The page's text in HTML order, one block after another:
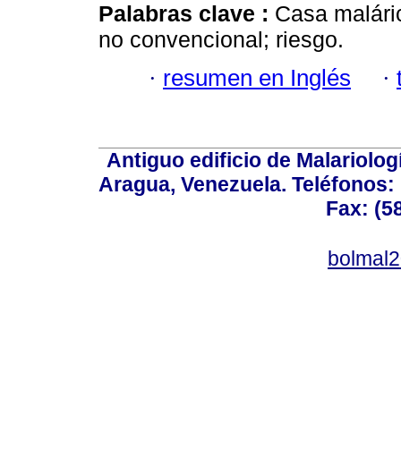
Palabras clave : Casa
no convencional; riesgo.
· resumen en Inglés ·
Antiguo edificio de
Aragua, Venezuela. Teléfonos:
Fax: